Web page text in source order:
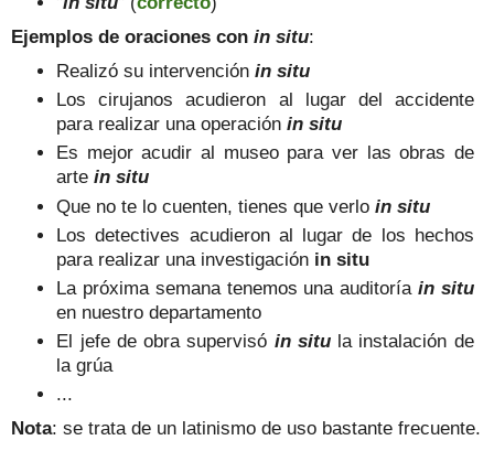
Ejemplos de oraciones con in situ:
Realizó su intervenciónin situ
Los cirujanos acudieron al lugar del accidente
para realizar una operaciónin situ
Es mejor acudir al museo para ver las obras de
artein situ
Que no te lo cuenten, tienes que verloin situ
Los detectives acudieron al lugar de los hechos
para realizar una investigación in situ
La próxima semana tenemos una auditoría in situ
en nuestro departamento
El jefe de obra supervisó in situla instalación de
la grúa
...
Nota: se trata de un latinismo de uso bastante frecuente.